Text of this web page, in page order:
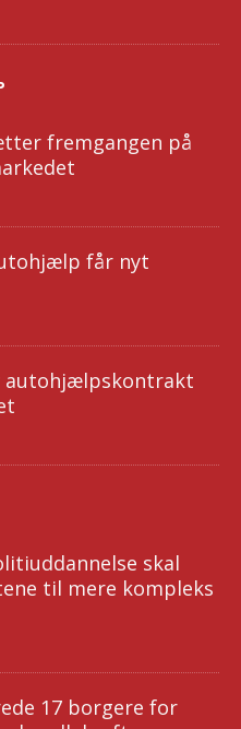
fremgangen på
får nyt
autohjælpskontrakt
skal
til mere kompleks
17 borgere for